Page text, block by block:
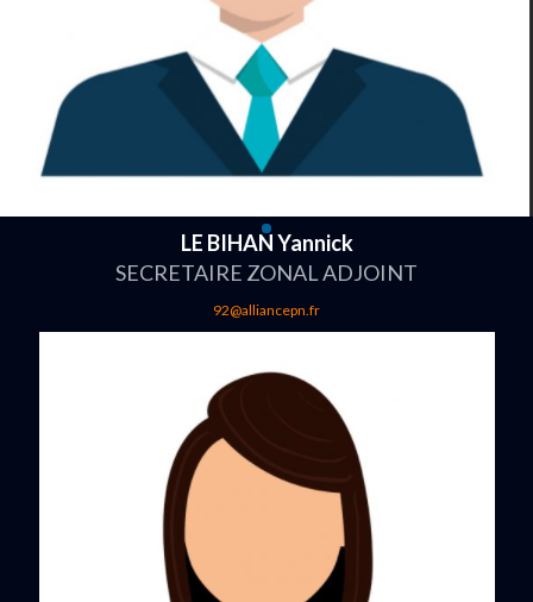
LE BIHAN Yannick
SECRETAIRE ZONAL ADJOINT
92@alliancepn.fr